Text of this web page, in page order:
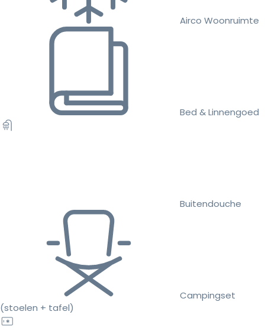
Airco Woonruimte
Bed & Linnengoed
Buitendouche
Campingset
(stoelen + tafel)